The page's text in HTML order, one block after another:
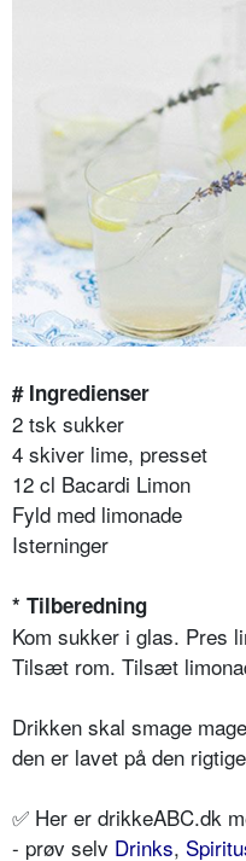
# Ingredienser
2 tsk sukker
4 skiver lime, presset
12 cl Bacardi Limon
Fyld med limonade
Isterninger
* Tilberedning
Kom sukker i glas. Pres
Tilsæt rom. Tilsæt
Drikken skal smage
den er lavet på den
✅ Her er drikkeABC.dk
- prøv selv Drinks,